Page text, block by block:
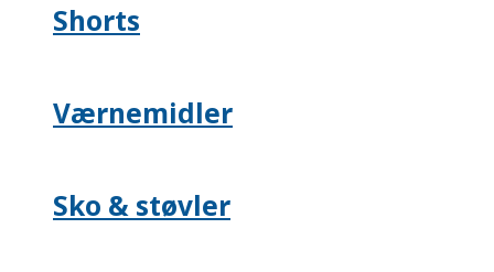
Shorts
Værnemidler
Sko & støvler